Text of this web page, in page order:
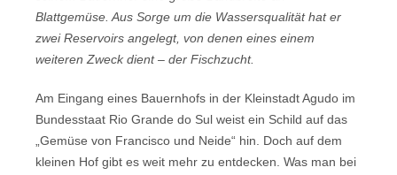
Blattgemüse. Aus Sorge um die Wassersqualität hat er
zwei Reservoirs angelegt, von denen eines einem
weiteren Zweck dient – der Fischzucht.
Am Eingang eines Bauernhofs in der Kleinstadt Agudo im
Bundesstaat Rio Grande do Sul weist ein Schild auf das
„Gemüse von Francisco und Neide“ hin. Doch auf dem
kleinen Hof gibt es weit mehr zu entdecken. Was man bei